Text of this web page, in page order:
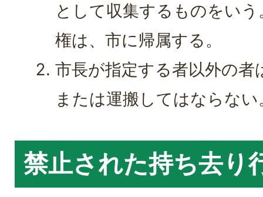
として収集するものをい
権は、市に帰属する。
市長が指定する者以外の者
または運搬してはならない
禁止された持ち去り